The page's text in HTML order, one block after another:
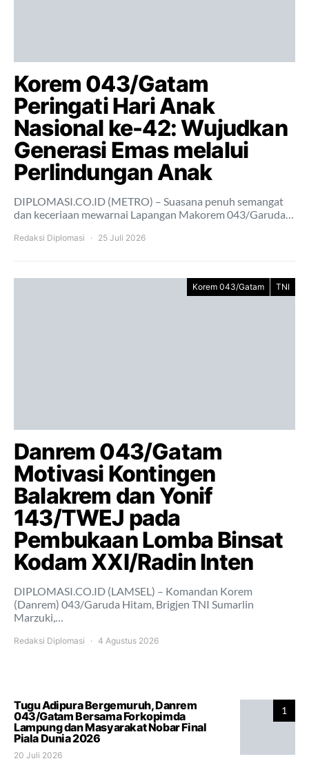
Korem 043/Gatam
Peringati Hari Anak
Nasional ke-42: Wujudkan
Generasi Emas melalui
Perlindungan Anak
DIPLOMASI.CO.ID (METRO) – Suasana penuh semangat
dan keceriaan mewarnai Lapangan Makorem 043/Garuda…
Redaksi Diplomasi 25 Juli 2026
Korem 043/Gatam TNI
Danrem 043/Gatam
Motivasi Kontingen
Balakrem dan Yonif
143/TWEJ pada
Pembukaan Lomba Binsat
Kodam XXI/Radin Inten
DIPLOMASI.CO.ID (LAMSEL) – Komandan Korem
(Danrem) 043/Garuda Hitam, Brigjen TNI Sumarlin
Marzuki,…
Redaksi Diplomasi 4 Agustus 2026
1
Tugu Adipura Bergemuruh, Danrem
043/Gatam Bersama Forkopimda
Lampung dan Masyarakat Nobar Final
Piala Dunia 2026
20 Juli 2026